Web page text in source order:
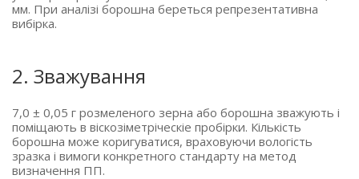
мм. При аналізі борошна береться репрезентативна
вибірка.
2. Зважування
7,0 ± 0,05 г розмеленого зерна або борошна зважують і
поміщають в віскозіметріческіе пробірки. Кількість
борошна може коригуватися, враховуючи вологість
зразка і вимоги конкретного стандарту на метод
визначення ПП.